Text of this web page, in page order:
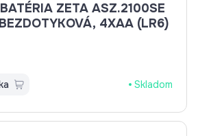
ZETA ASZ.2100SE
4XAA (LR6)
Skladom